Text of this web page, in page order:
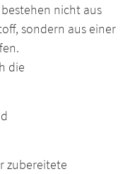
nicht aus
sondern aus einer
die
zubereitete